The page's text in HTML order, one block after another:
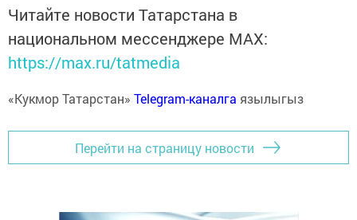
Читайте новости Татарстана в
национальном мессенджере MАХ:
https://max.ru/tatmedia
«Кукмор Татарстан» Telegram-каналга язылыгыз
Перейти на страницу новости